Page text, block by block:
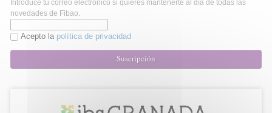
Introduce tu correo electrónico si quieres mantenerte al día de todas las
novedades de Fibao.
Acepto la política de privacidad
Suscripción